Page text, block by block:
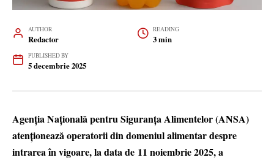
AUTHOR
Redactor
READING
3 min
PUBLISHED BY
5 decembrie 2025
Agenția Națională pentru Siguranța Alimentelor (ANSA)
atenționează operatorii din domeniul alimentar despre
intrarea în vigoare, la data de 11 noiembrie 2025, a